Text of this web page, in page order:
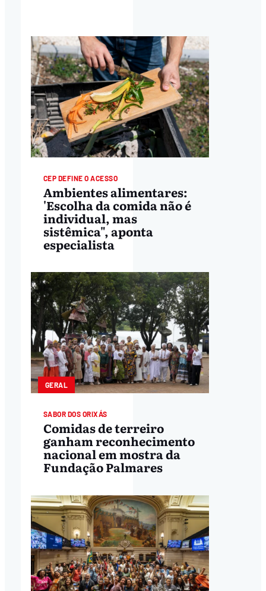
CEP DEFINE O ACESSO
Ambientes alimentares:
'Escolha da comida não é
individual, mas
sistêmica", aponta
especialista
GERAL
SABOR DOS ORIXÁS
Comidas de terreiro
ganham reconhecimento
nacional em mostra da
Fundação Palmares